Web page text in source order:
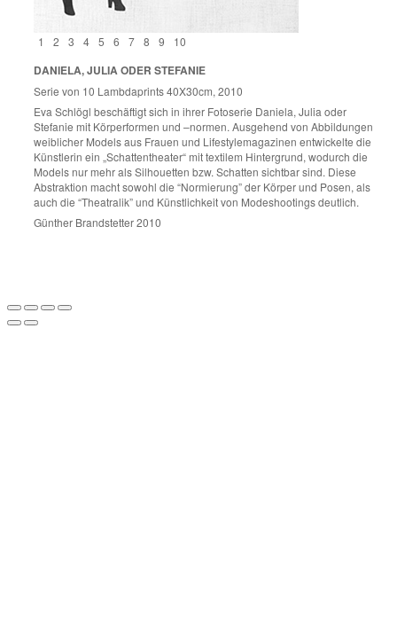
1 2 3 4 5 6 7 8 9 10
DANIELA, JULIA ODER STEFANIE
Serie von 10 Lambdaprints 40X30cm, 2010
Eva Schlögl beschäftigt sich in ihrer Fotoserie Daniela, Julia oder
Stefanie mit Körperformen und –normen. Ausgehend von Abbildungen
weiblicher Models aus Frauen und Lifestylemagazinen entwickelte die
Künstlerin ein „Schattentheater“ mit textilem Hintergrund, wodurch die
Models nur mehr als Silhouetten bzw. Schatten sichtbar sind. Diese
Abstraktion macht sowohl die “Normierung” der Körper und Posen, als
auch die “Theatralik” und Künstlichkeit von Modeshootings deutlich.
Günther Brandstetter 2010